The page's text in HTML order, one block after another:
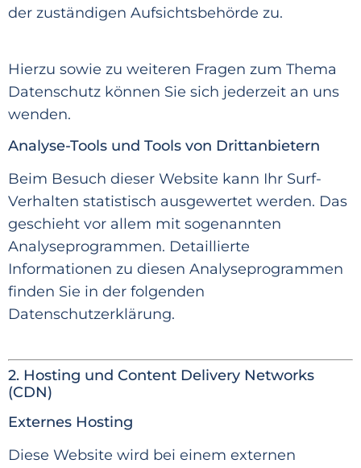
der zuständigen Aufsichtsbehörde zu.
Hierzu sowie zu weiteren Fragen zum Thema
Datenschutz können Sie sich jederzeit an uns
wenden.
Analyse-Tools und Tools von Drittanbietern
Beim Besuch dieser Website kann Ihr Surf-
Verhalten statistisch ausgewertet werden. Das
geschieht vor allem mit sogenannten
Analyseprogrammen. Detaillierte
Informationen zu diesen Analyseprogrammen
finden Sie in der folgenden
Datenschutzerklärung.
2. Hosting und Content Delivery Networks
(CDN)
Externes Hosting
Diese Website wird bei einem externen